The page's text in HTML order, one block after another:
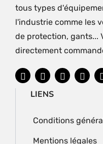
tous types
l'industrie comme les
de protection, gants...
directement
LIENS
Conditions
Mentions légales